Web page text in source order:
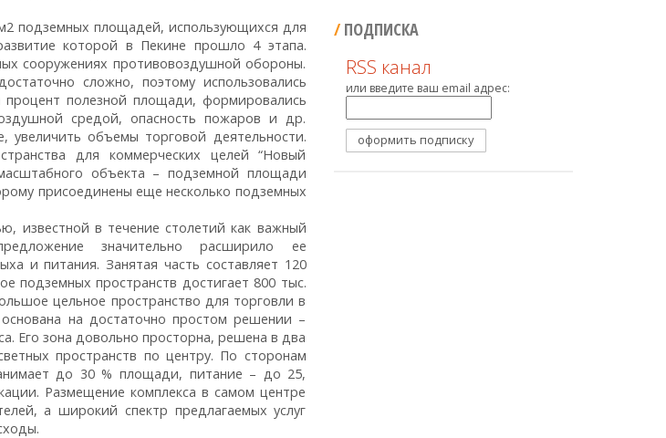
подземных площадей, использующихся для
которой в Пекине прошло 4 этапа.
сооружениях противовоздушной обороны.
сложно, поэтому использовались
полезной площади, формировались
средой, опасность пожаров и др.
объемы торговой деятельности.
для коммерческих целей “Новый
объекта – подземной площади
присоединены еще несколько подземных
известной в течение столетий как важный
значительно расширило ее
и питания. Занятая часть составляет 120
подземных пространств достигает 800 тыс.
цельное пространство для торговли в
на достаточно простом решении –
Его зона довольно просторна, решена в два
пространств по центру. По сторонам
до 30 % площади, питание – до 25,
Размещение комплекса в самом центре
а широкий спектр предлагаемых услуг
ПОДПИСКА
RSS канал
или введите ваш email адрес: